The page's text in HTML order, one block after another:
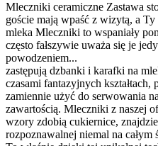
Mleczniki ceramiczne Zastawa
goście mają wpaść z wizytą, a
mleka Mleczniki to wspaniały
często fałszywie uważa się je
powodzeniem...
zastępują dzbanki i karafki na
czasami fantazyjnych
zamiennie użyć do serwowania
zawartością. Mleczniki z naszej
wzory zdobią cukiernice,
rozpoznawalnej niemal na